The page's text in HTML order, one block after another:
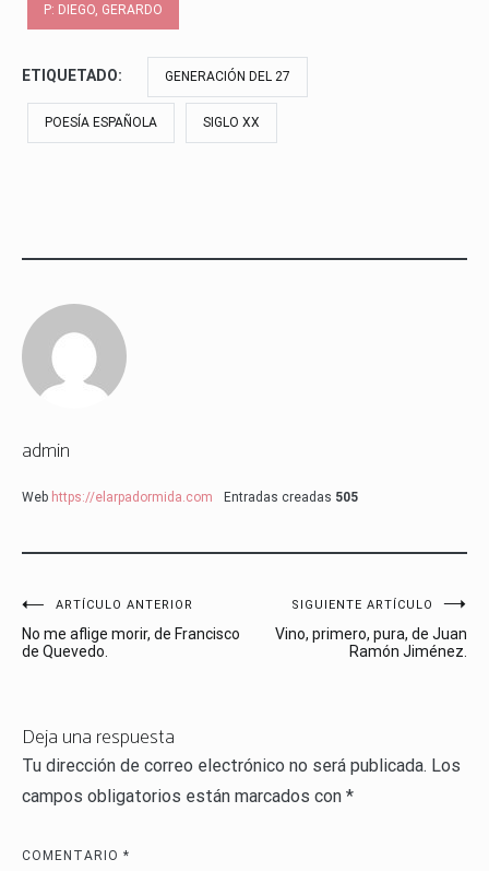
P: DIEGO, GERARDO
ETIQUETADO: GENERACIÓN DEL 27
POESÍA ESPAÑOLA SIGLO XX
admin
Web https://elarpadormida.com Entradas creadas 505
Navegación
de
ARTÍCULO ANTERIOR
No me aflige morir, de Francisco
de Quevedo.
SIGUIENTE ARTÍCULO
Vino, primero, pura, de Juan
Ramón Jiménez.
Deja una respuesta
Tu dirección de correo electrónico no será publicada. Los
campos obligatorios están marcados con *
COMENTARIO *